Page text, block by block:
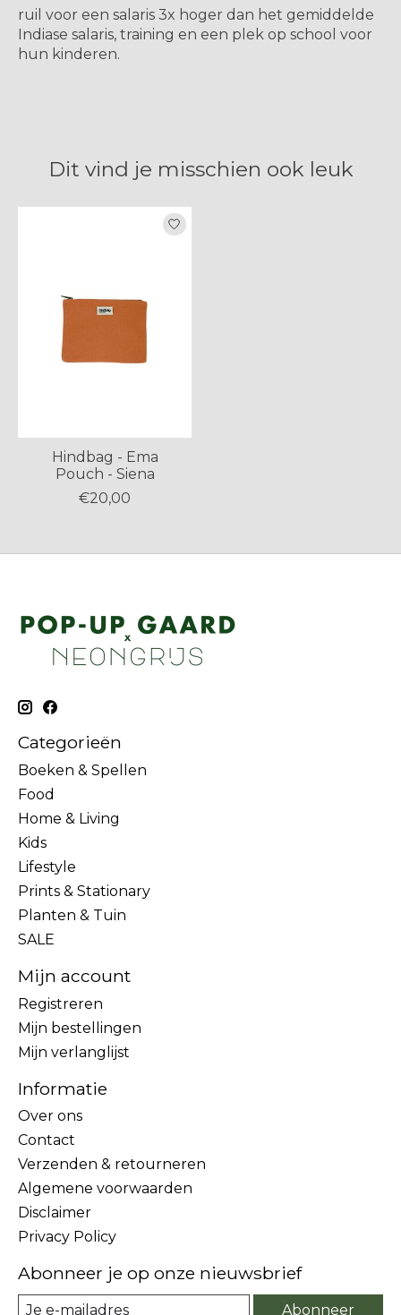
ruil voor een salaris 3x hoger dan het gemiddelde
Indiase salaris, training en een plek op school voor
hun kinderen.
Dit vind je misschien ook leuk
Items van productcarrousel
Hindbag - Ema
Pouch - Siena
€20,00
Categorieën
Boeken & Spellen
Food
Home & Living
Kids
Lifestyle
Prints & Stationary
Planten & Tuin
SALE
Mijn account
Registreren
Mijn bestellingen
Mijn verlanglijst
Informatie
Over ons
Contact
Verzenden & retourneren
Algemene voorwaarden
Disclaimer
Privacy Policy
Abonneer je op onze nieuwsbrief
Abonneer